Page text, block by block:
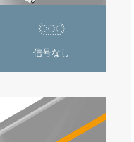
信号なし